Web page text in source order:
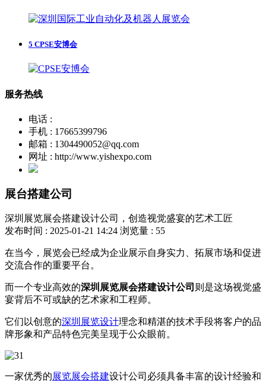
5 CPSE安博会
服务热线
电话 :
手机 : 17665399796
邮箱 : 1304490052@qq.com
网址 : http://www.yishexpo.com
展台搭建公司
深圳展览展会搭建设计公司，创造视觉盛宴的艺术工匠
发布时间 : 2025-01-21 14:24 浏览量 : 55
在当今，展览会已经成为企业展示自身实力、拓展市场和促进
交流合作的重要平台。
而一个专业高效的深圳展览展会搭建设计公司 则是这场视觉盛
宴背后不可或缺的艺术家和工程师。
它们以创意的深圳展览设计理念和精湛的技术手段将客户的品
牌形象和产品特色完美呈现于公众眼前。
一家优秀的展览展会搭建设计公司必须具备丰富的设计经验和